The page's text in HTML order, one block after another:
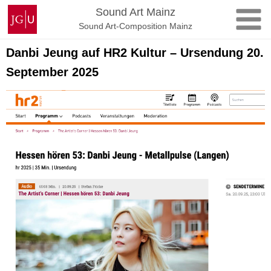
Skip
content
Johannes
Gutenberg
University
Mainz
Sound Art Mainz
Sound Art-Composition Mainz
Danbi Jeung auf HR2 Kultur – Ursendung 20.
September 2025